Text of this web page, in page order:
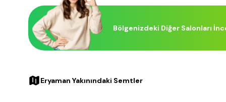
Bölgenizdeki Diğer Salonları
Eryaman Yakınındaki Semtler